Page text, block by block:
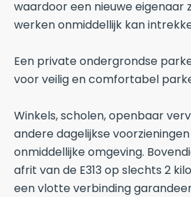
waardoor een nieuwe eigenaar
werken onmiddellijk kan
Een private ondergrondse
voor veilig en comfortabel
Winkels, scholen, openbaar
andere dagelijkse
onmiddellijke omgeving.
afrit van de E313 op slechts 2
een vlotte verbinding